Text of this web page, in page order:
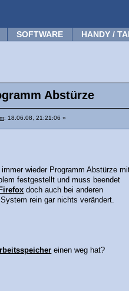
SOFTWARE HANDY /
Abstürze
: 18.06.08, 21:21:06 »
wieder Programm Abstürze
festgestellt und muss beendet
Firefox doch auch bei anderen
rein gar nichts verändert.
einen weg hat?